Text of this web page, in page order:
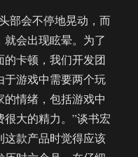
部会不停地晃动，而
会出现眩晕。为了
卡顿，我们开发团
于游戏中需要两个玩
情绪，包括游戏中
大的精力。”谈书宏
这款产品时觉得应该